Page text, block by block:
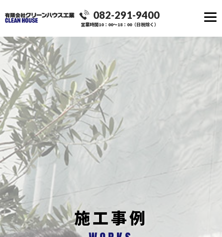
082-291-9400
営業時間10：00～18：00（日祝除く）
施工事例